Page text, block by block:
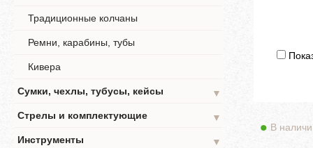
Традиционные колчаны
Ремни, карабины, тубы
Кивера
Сумки, чехлы, тубусы, кейсы
▼
Стрелы и комплектующие
▼
Инструменты
▼
В